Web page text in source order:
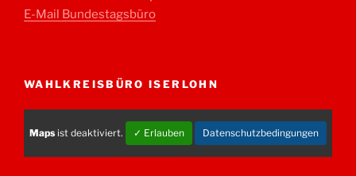
E-Mail Bundestagsbüro
WAHLKREISBÜRO ISERLOHN
Maps ist deaktiviert. ✓ Erlauben Datenschutzbedingungen